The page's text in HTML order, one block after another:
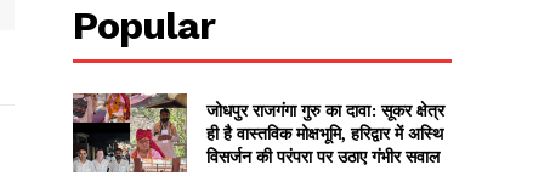
Popular
जोधपुर राजगंगा गुरु का दावा: सूकर क्षेत्र
ही है वास्तविक मोक्षभूमि, हरिद्वार में अस्थि
विसर्जन की परंपरा पर उठाए गंभीर सवाल